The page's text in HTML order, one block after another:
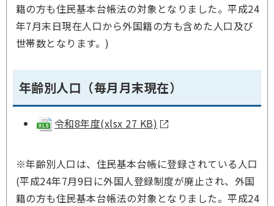
籍の方も住民基本台帳法の対象となりました。平成24
年7月末日現在人口から外国籍の方も含めた人口及び
世帯数となります。)
年齢別人口（毎月月末現在）
令和8年度(xlsx 27 KB)
※年齢別人口は、住民基本台帳に登録されている人口
(平成24年7月9日に外国人登録制度が廃止され、外国
籍の方も住民基本台帳法の対象となりました。平成24